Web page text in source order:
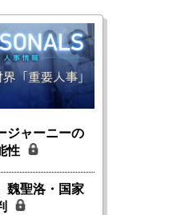
ジャーニーの
性
魏聖洛・国家